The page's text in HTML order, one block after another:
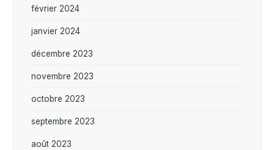
février 2024
janvier 2024
décembre 2023
novembre 2023
octobre 2023
septembre 2023
août 2023